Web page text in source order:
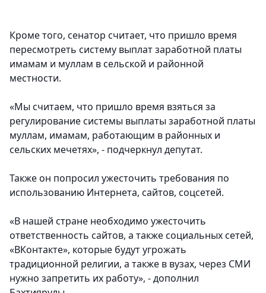
Кроме того, сенатор считает, что пришло время
пересмотреть систему выплат заработной платы
имамам и муллам в сельской и районной
местности.
«Мы считаем, что пришло время взяться за
регулирование системы выплаты заработной платы
муллам, имамам, работающим в районных и
сельских мечетях», - подчеркнул депутат.
Также он попросил ужесточить требования по
использованию Интернета, сайтов, соцсетей.
«В нашей стране необходимо ужесточить
ответственность сайтов, а также социальных сетей,
«ВКонтакте», которые будут угрожать
традиционной религии, а также в вузах, через СМИ
нужно запретить их работу», - дополнил